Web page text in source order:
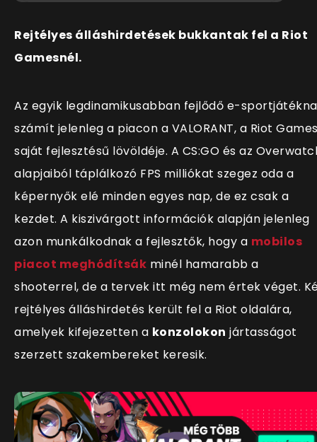
Rejtélyes álláshirdetések bukkantak fel a Riot
Gamesnél.
Az egyik legdinamikusabban fejlődő e-
számít jelenleg a piacon a VALORANT, a Riot
saját fejlesztésű lövöldéje. A CS:GO és az
alapjaiból táplálkozó FPS milliókat szegez oda a
képernyők elé minden egyes nap, de ez csak a
kezdet. A kiszivárgott információk alapján jelenleg
azon munkálkodnak a fejlesztők, hogy a mobilos
piacot meghódítsák minél hamarabb a
shooterrel, de a tervek itt még nem értek véget.
rejtélyes álláshirdetés került fel a Riot oldalára,
amelyek kifejezetten a konzolokon jártasságot
szerzett szakembereket keresik.